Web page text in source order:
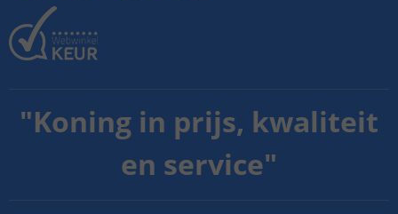
"Koning in prijs, kwaliteit
en service"